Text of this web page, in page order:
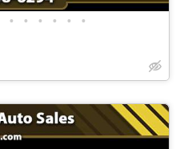
• • • • • •